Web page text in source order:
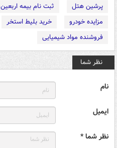
پرشین هتل
ثبت نام بیمه اربعین
مزایده خودرو
خرید بلیط استخر
فروشنده مواد شیمیایی
نظر شما
نام
ایمیل
نظر شما *